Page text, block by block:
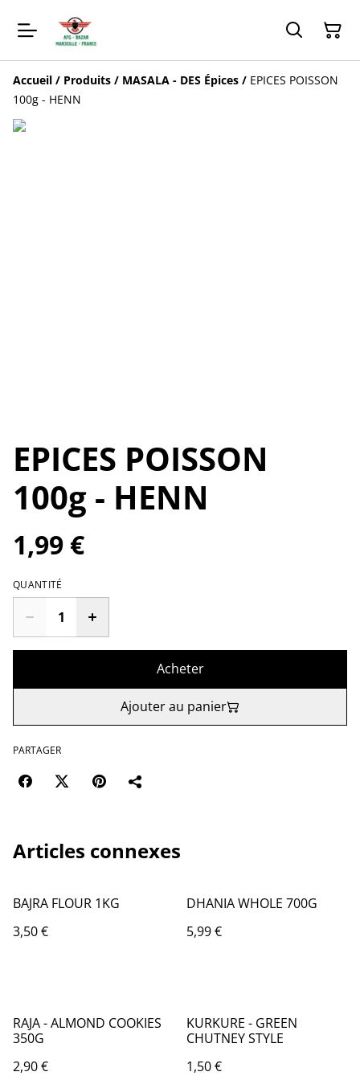
Accueil / Produits / MASALA - DES Épices / EPICES POISSON
100g - HENN
EPICES POISSON
100g - HENN
1,99 €
QUANTITÉ
Acheter
Ajouter au panier
PARTAGER
Articles connexes
BAJRA FLOUR 1KG
3,50 €
DHANIA WHOLE 700G
5,99 €
RAJA - ALMOND COOKIES
350G
2,90 €
KURKURE - GREEN
CHUTNEY STYLE
1,50 €